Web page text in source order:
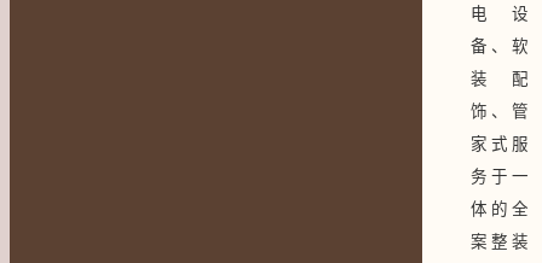
电设
备、软
装配
饰、管
家式服
务于一
体的全
案整装